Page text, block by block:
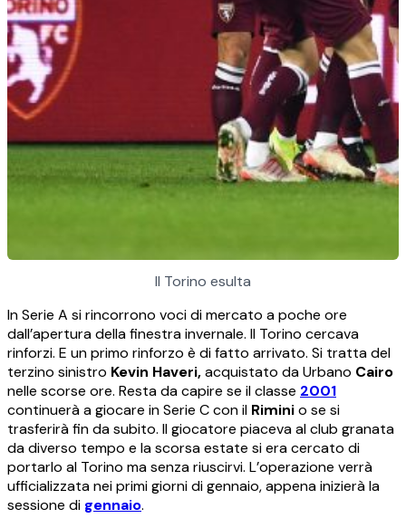
Il Torino esulta
In Serie A si rincorrono voci di mercato a poche ore
dall’apertura della finestra invernale. Il Torino cercava
rinforzi. E un primo rinforzo è di fatto arrivato. Si tratta del
terzino sinistro Kevin Haveri,acquistato da Urbano Cairo
nelle scorse ore. Resta da capire se il classe 2001
continuerà a giocare in Serie C con il Riminio se si
trasferirà fin da subito. Il giocatore piaceva al club granata
da diverso tempo e la scorsa estate si era cercato di
portarlo al Torino ma senza riuscirvi. L’operazione verrà
ufficializzata nei primi giorni di gennaio, appena inizierà la
sessione di gennaio.